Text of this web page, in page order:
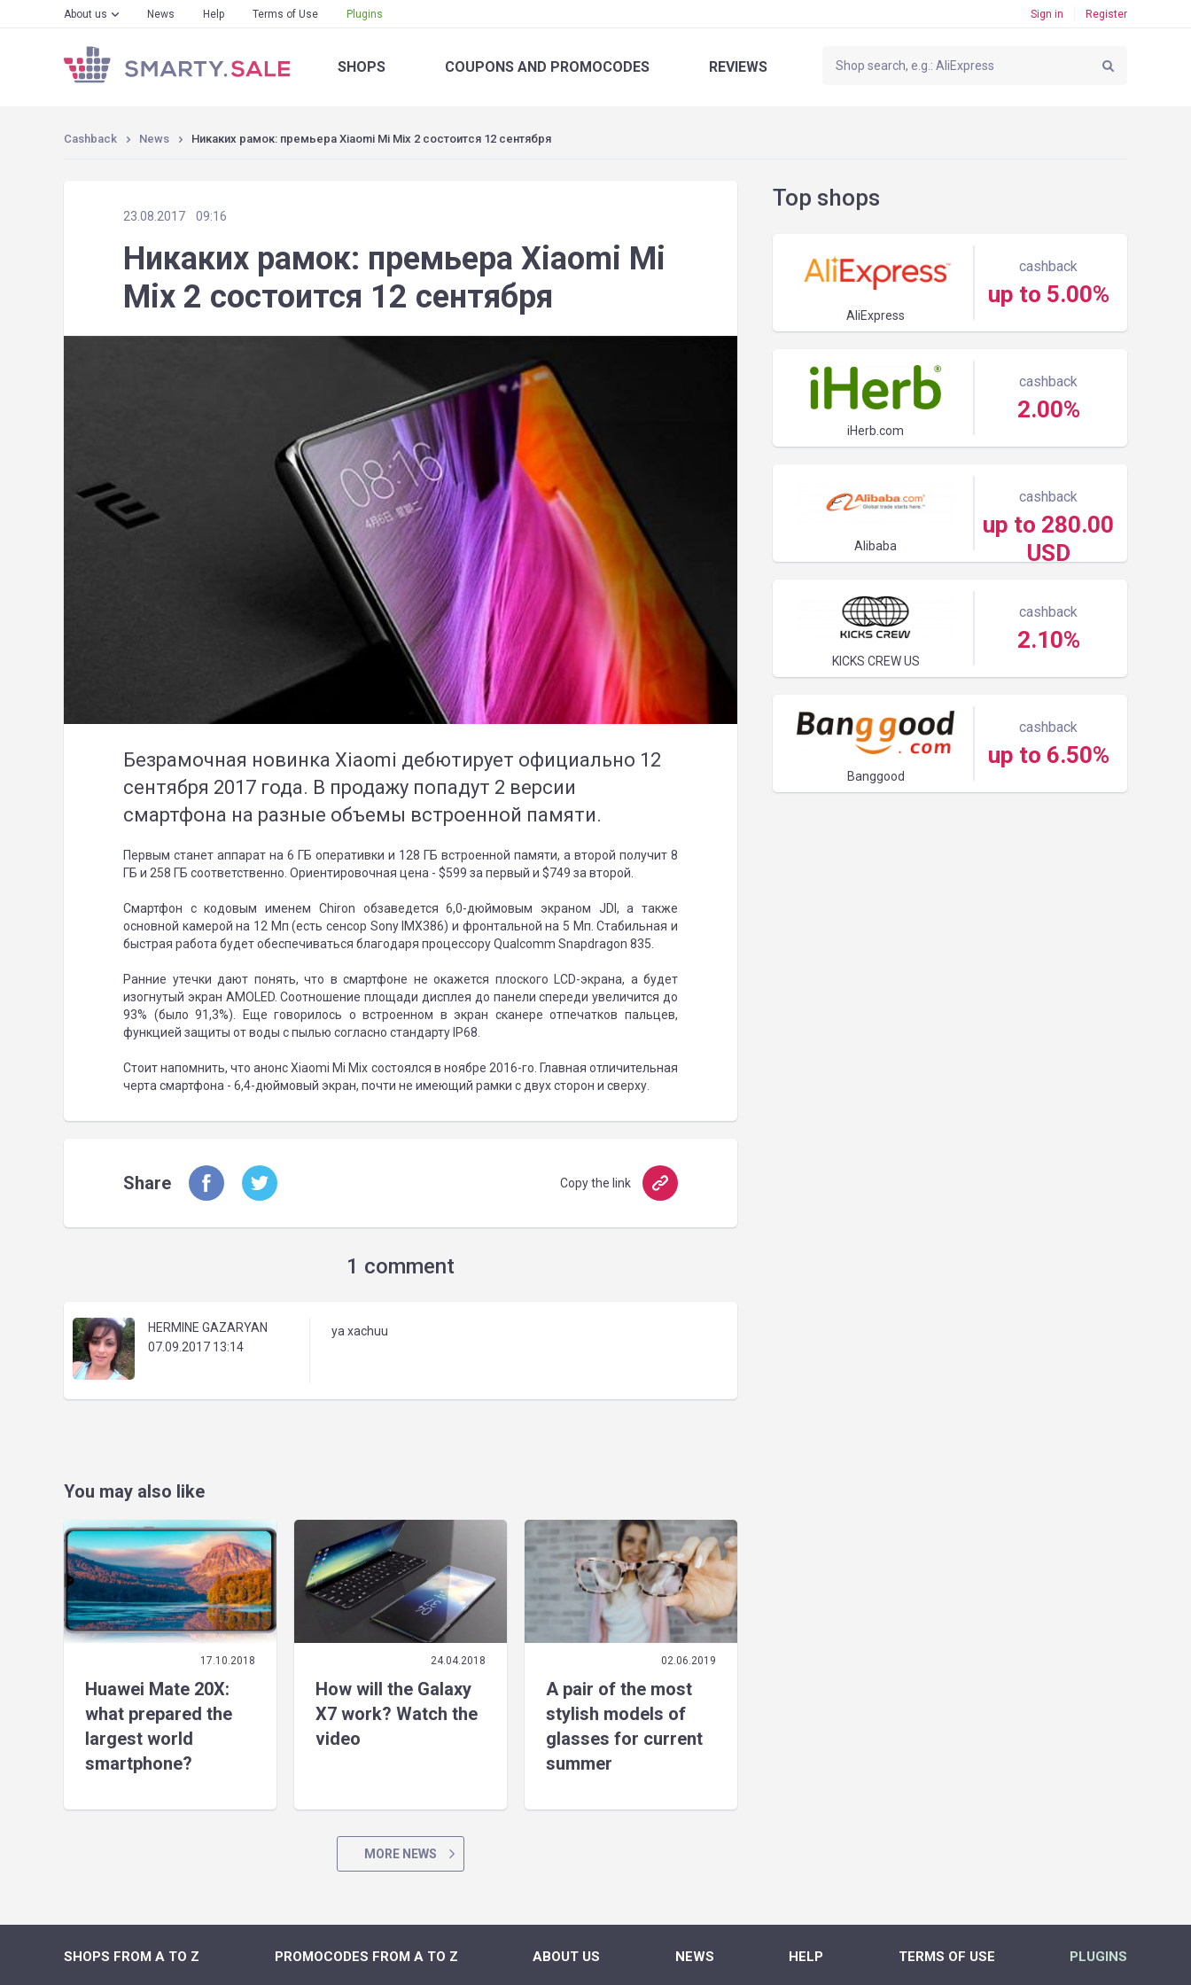
About us News Help Terms of Use Plugins Sign in Register
SHOPS COUPONS AND PROMOCODES REVIEWS
Cashback News Никаких рамок: премьера Xiaomi Mi Mix 2 состоится 12 сентября
23.08.2017 09:16
Никаких рамок: премьера Xiaomi Mi
Mix 2 состоится 12 сентября
Безрамочная новинка Xiaomi дебютирует официально 12
сентября 2017 года. В продажу попадут 2 версии
смартфона на разные объемы встроенной памяти.
Первым станет аппарат на 6 ГБ оперативки и 128 ГБ встроенной памяти, а второй получит 8
ГБ и 258 ГБ соответственно. Ориентировочная цена - $599 за первый и $749 за второй.
Смартфон с кодовым именем Chiron обзаведется 6,0-дюймовым экраном JDI, а также
основной камерой на 12 Мп (есть сенсор Sony IMX386) и фронтальной на 5 Мп. Стабильная и
быстрая работа будет обеспечиваться благодаря процессору Qualcomm Snapdragon 835.
Ранние утечки дают понять, что в смартфоне не окажется плоского LCD-экрана, а будет
изогнутый экран AMOLED. Соотношение площади дисплея до панели спереди увеличится до
93% (было 91,3%). Еще говорилось о встроенном в экран сканере отпечатков пальцев,
функцией защиты от воды с пылью согласно стандарту IP68.
Стоит напомнить, что анонс Xiaomi Mi Mix состоялся в ноябре 2016-го. Главная отличительная
черта смартфона - 6,4-дюймовый экран, почти не имеющий рамки с двух сторон и сверху.
Share Copy the link
1 comment
HERMINE GAZARYAN
07.09.2017 13:14
ya xachuu
You may also like
17.10.2018
Huawei Mate 20X:
what prepared the
largest world
smartphone?
24.04.2018
How will the Galaxy
X7 work? Watch the
video
02.06.2019
A pair of the most
stylish models of
glasses for current
summer
MORE NEWS
Top shops
AliExpress
cashback
up to 5.00%
iHerb.com
cashback
2.00%
Alibaba
cashback
up to 280.00
USD
KICKS CREW US
cashback
2.10%
Banggood
cashback
up to 6.50%
SHOPS FROM A TO Z PROMOCODES FROM A TO Z ABOUT US NEWS HELP TERMS OF USE PLUGINS